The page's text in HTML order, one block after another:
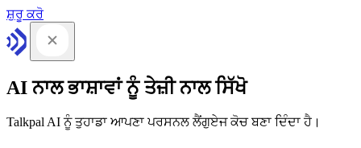
ਸ਼ੁਰੂ ਕਰੋ
AI ਨਾਲ ਭਾਸ਼ਾਵਾਂ ਨੂੰ ਤੇਜ਼ੀ ਨਾਲ ਸਿੱਖੋ
Talkpal AI ਨੂੰ ਤੁਹਾਡਾ ਆਪਣਾ ਪਰਸਨਲ ਲੈਂਗੁਏਜ ਕੋਚ ਬਣਾ ਦਿੰਦਾ ਹੈ।